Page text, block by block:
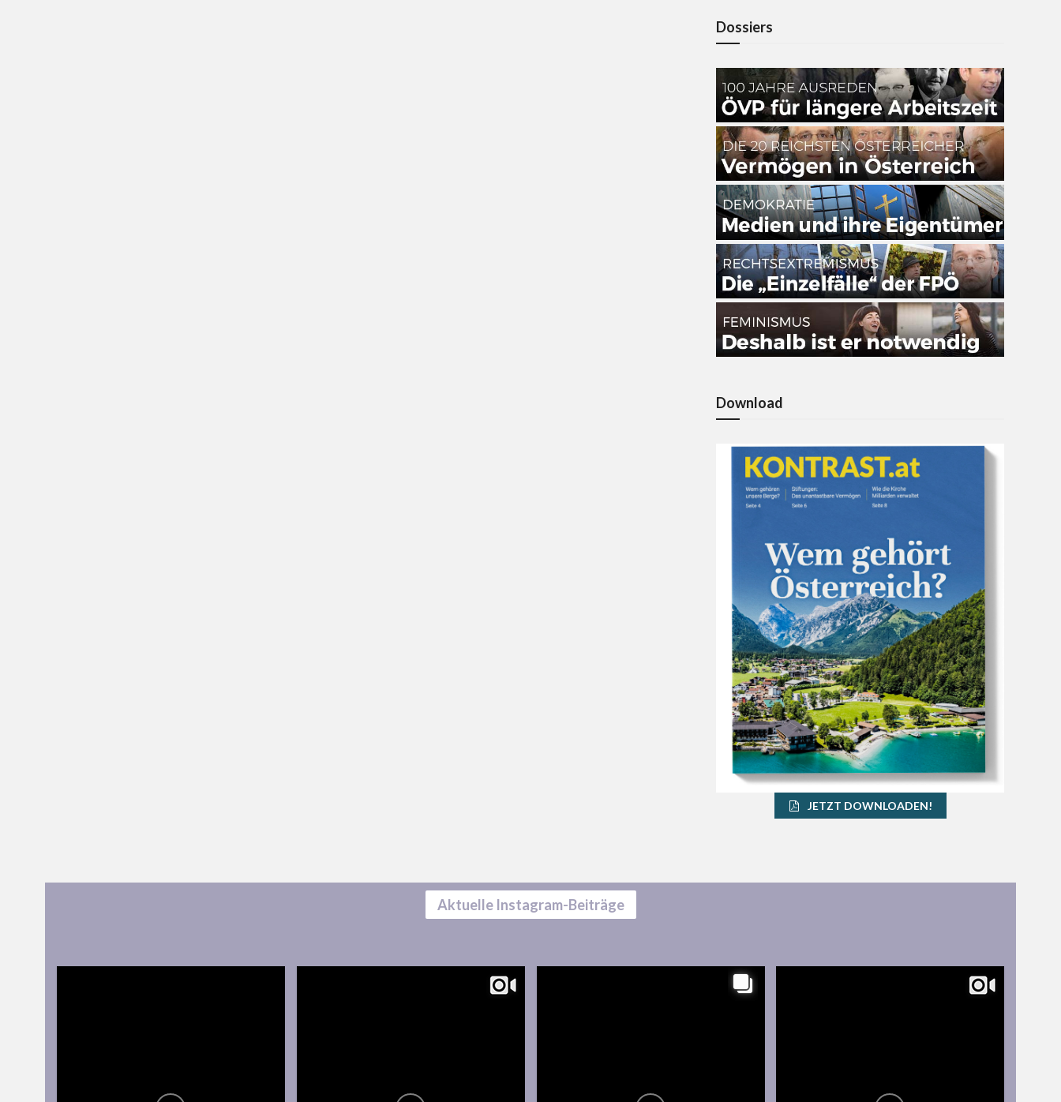
Dossiers
Download
JETZT DOWNLOADEN!
Aktuelle Instagram-Beiträge